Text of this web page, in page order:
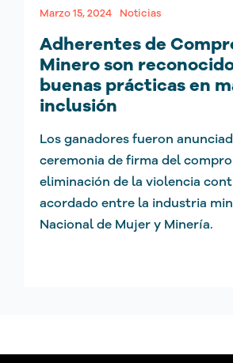
Marzo 15, 2024 Noticias
Adherentes de
Minero son
buenas prácticas en
inclusión
Los ganadores fueron
ceremonia de firma del
eliminación de la violencia
acordado entre la industria
Nacional de Mujer y Minería.